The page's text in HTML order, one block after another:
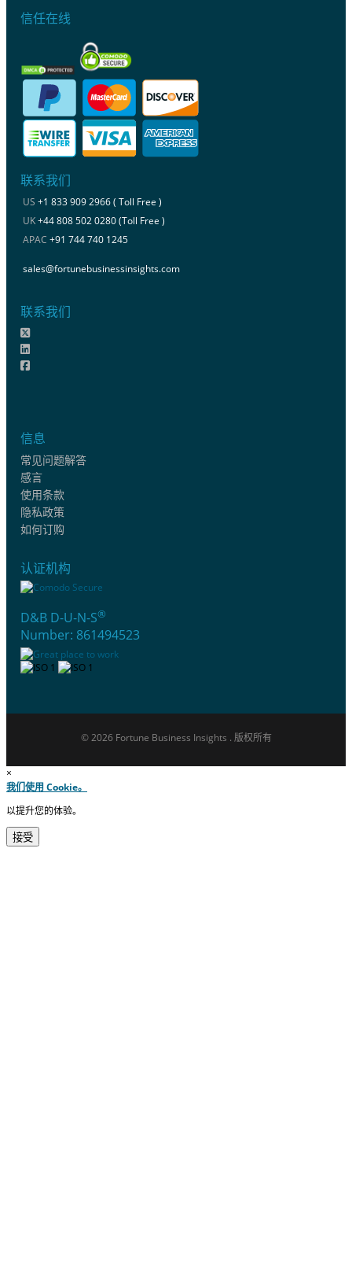
信任在线
联系我们
US +1 833 909 2966 ( Toll Free )
UK+44 808 502 0280 (Toll Free )
APAC +91 744 740 1245
sales@fortunebusinessinsights.com
联系我们
信息
常见问题解答
感言
使用条款
隐私政策
如何订购
认证机构
D&B D-U-N-S®
Number: 861494523
© 2026 Fortune Business Insights . 版权所有
×
我们使用 Cookie。
以提升您的体验。
接受